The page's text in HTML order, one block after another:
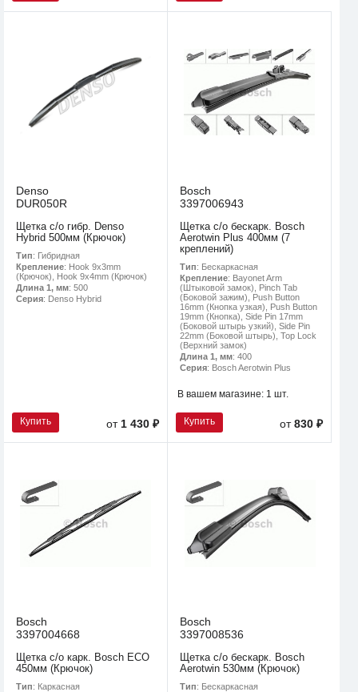
Denso
DUR050R
Щетка с/о гибр. Denso
Hybrid 500мм (Крючок)
Тип: Гибридная
Крепление: Hook 9x3mm
(Крючок), Hook 9x4mm (Крючок)
Длина 1, мм: 500
Серия: Denso Hybrid
Купить от 1 430 ₽
Bosch
3397006943
Щетка с/о бескарк. Bosch
Aerotwin Plus 400мм (7
креплений)
Тип: Бескаркасная
Крепление: Bayonet Arm
(Штыковой замок), Pinch Tab
(Боковой зажим), Push Button
16mm (Кнопка узкая), Push Button
19mm (Кнопка), Side Pin 17mm
(Боковой штырь узкий), Side Pin
22mm (Боковой штырь), Top Lock
(Верхний замок)
Длина 1, мм: 400
Серия: Bosch Aerotwin Plus
В вашем магазине: 1 шт.
Купить от830 ₽
Bosch
3397004668
Щетка с/о карк. Bosch ECO
450мм (Крючок)
Тип: Каркасная
Bosch
3397008536
Щетка с/о бескарк. Bosch
Aerotwin 530мм (Крючок)
Тип: Бескаркасная